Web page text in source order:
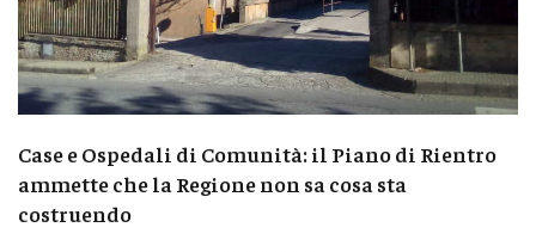
Case e Ospedali di Comunità: il Piano di Rientro
ammette che la Regione non sa cosa sta
costruendo